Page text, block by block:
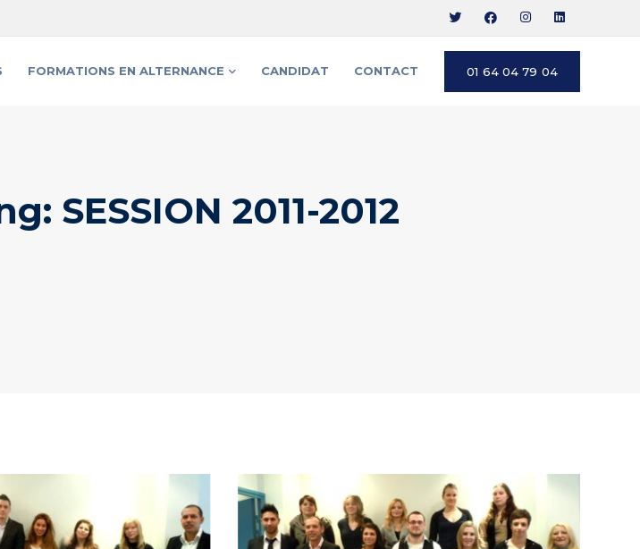
FORMATIONS EN ALTERNANCE CANDIDAT CONTACT 01 64 04 79 04
SESSION 2011-2012